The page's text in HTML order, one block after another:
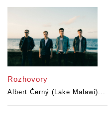
Rozhovory
Albert Černý (Lake Malawi)...